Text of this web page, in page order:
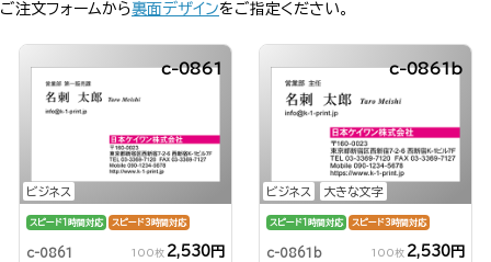
ご注文フォームから裏面デザインをご指定ください。
ビジネス
c-0861
スピード1時間対応 スピード3時間対応
c-0861 100枚 2,530円
ビジネス 大きな文字
c-0861b
スピード1時間対応 スピード3時間対応
c-0861b 100枚 2,530円